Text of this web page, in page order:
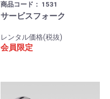
商品コード： 1531
サービスフォーク
レンタル価格(税抜)
会員限定